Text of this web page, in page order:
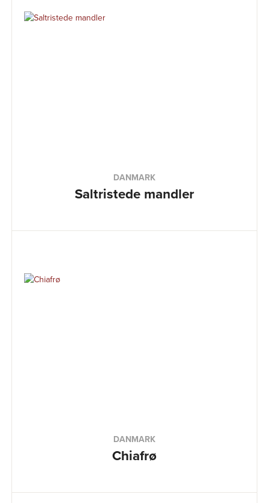
DANMARK
Saltristede mandler
DANMARK
Chiafrø